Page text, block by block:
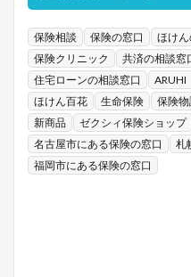
保険相談 保険の窓口 ほけん
保険クリニック
共済の相談窓
住宅ローンの相談窓口
ARUHI
ほけん百花
生命保険 保険
新商品
ゼクシィ保険ショップ
名古屋市にある保険の窓口
札
福岡市にある保険の窓口